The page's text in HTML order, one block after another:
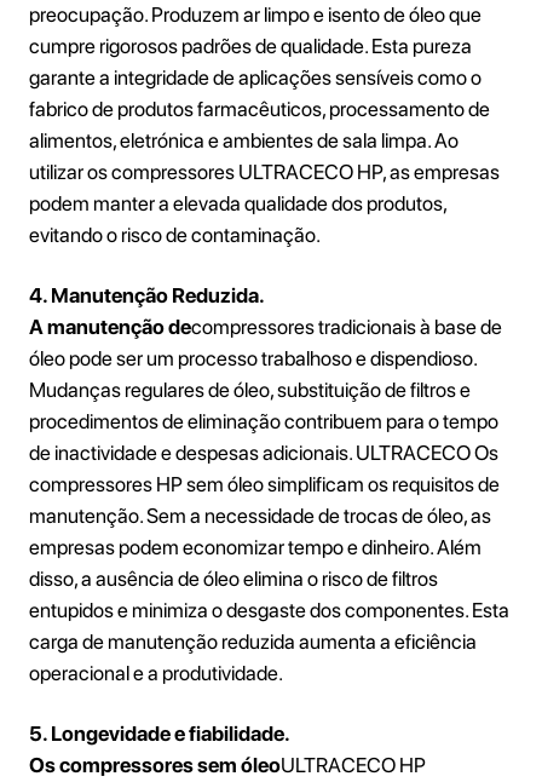
preocupação. Produzem ar limpo e isento de óleo que
cumpre rigorosos padrões de qualidade. Esta pureza
garante a integridade de aplicações sensíveis como o
fabrico de produtos farmacêuticos, processamento de
alimentos, eletrónica e ambientes de sala limpa. Ao
utilizar os compressores ULTRACECO HP, as empresas
podem manter a elevada qualidade dos produtos,
evitando o risco de contaminação.
4. Manutenção Reduzida.
‍A manutenção decompressores tradicionais à base de
óleo pode ser um processo trabalhoso e dispendioso.
Mudanças regulares de óleo, substituição de filtros e
procedimentos de eliminação contribuem para o tempo
de inactividade e despesas adicionais. ULTRACECO Os
compressores HP sem óleo simplificam os requisitos de
manutenção. Sem a necessidade de trocas de óleo, as
empresas podem economizar tempo e dinheiro. Além
disso, a ausência de óleo elimina o risco de filtros
entupidos e minimiza o desgaste dos componentes. Esta
carga de manutenção reduzida aumenta a eficiência
operacional e a produtividade.
5. Longevidade e fiabilidade.
Os compressores sem óleoULTRACECO HP